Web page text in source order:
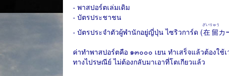
- พาสปอร์ตเล่มเดิม
- บัตรประชาชน
- บัตรประจำตัวผู้พำนักอยู่ญี่ปุ่น ไซริวการ์ด (在留
ざいりゅう
カ
ค่าทำพาสปอร์ตคือ ๑๓๐๐๐ เยน ทำเสร็จแล้วต้องใช้
ทางไปรษณีย์ ไม่ต้องกลับมาเอาที่โตเกียวแล้ว